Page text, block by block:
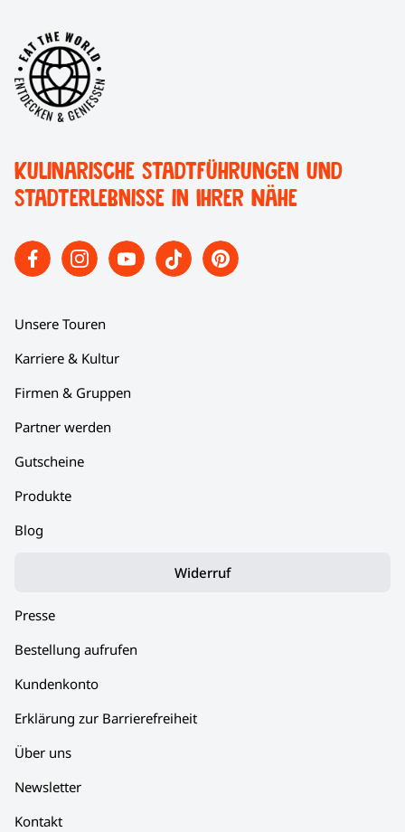
Kulinarische Stadtführungen und
Stadterlebnisse in Ihrer Nähe
Unsere Touren
Karriere & Kultur
Firmen & Gruppen
Partner werden
Gutscheine
Produkte
Blog
Widerruf
Presse
Bestellung aufrufen
Kundenkonto
Erklärung zur Barrierefreiheit
Über uns
Newsletter
Kontakt